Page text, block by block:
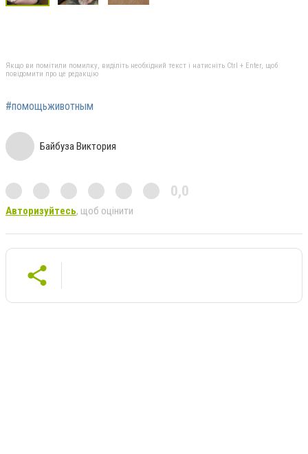
Якщо ви помітили помилку, виділіть необхідний текст і натисніть Ctrl + Enter, щоб
повідомити про це редакцію
#помощьживотным
Байбуза Виктория
0,0
Авторизуйтесь, щоб оцінити